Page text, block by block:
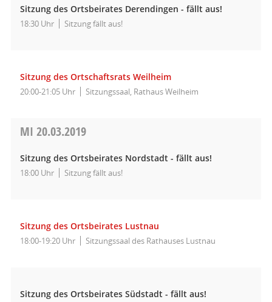
Sitzung des Ortsbeirates Derendingen - fällt aus!
18:30 Uhr Sitzung fällt aus!
Sitzung des Ortschaftsrats Weilheim
20:00-21:05 Uhr Sitzungssaal, Rathaus Weilheim
MI 20.03.2019
Sitzung des Ortsbeirates Nordstadt - fällt aus!
18:00 Uhr Sitzung fällt aus!
Sitzung des Ortsbeirates Lustnau
18:00-19:20 Uhr Sitzungssaal des Rathauses Lustnau
Sitzung des Ortsbeirates Südstadt - fällt aus!